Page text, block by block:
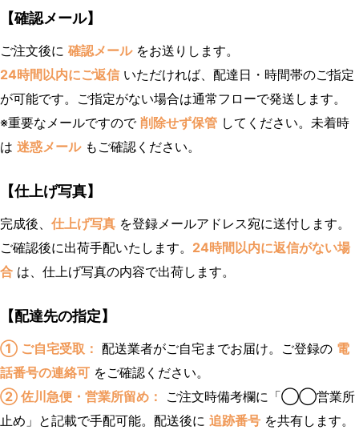
【確認メール】
ご注文後に 確認メールをお送りします。
24時間以内にご返信 いただければ、配達日・時間帯のご指定
が可能です。ご指定がない場合は通常フローで発送します。
※重要なメールですので 削除せず保管 してください。未着時
は 迷惑メールもご確認ください。
【仕上げ写真】
完成後、 仕上げ写真 を登録メールアドレス宛に送付します。
ご確認後に出荷手配いたします。 24時間以内に返信がない場
合 は、仕上げ写真の内容で出荷します。
【配達先の指定】
① ご自宅受取： 配送業者がご自宅までお届け。ご登録の 電
話番号の連絡可 をご確認ください。
② 佐川急便・営業所留め：
ご注文時備考欄に「◯◯営業所
止め」と記載で手配可能。配送後に 追跡番号 を共有します。